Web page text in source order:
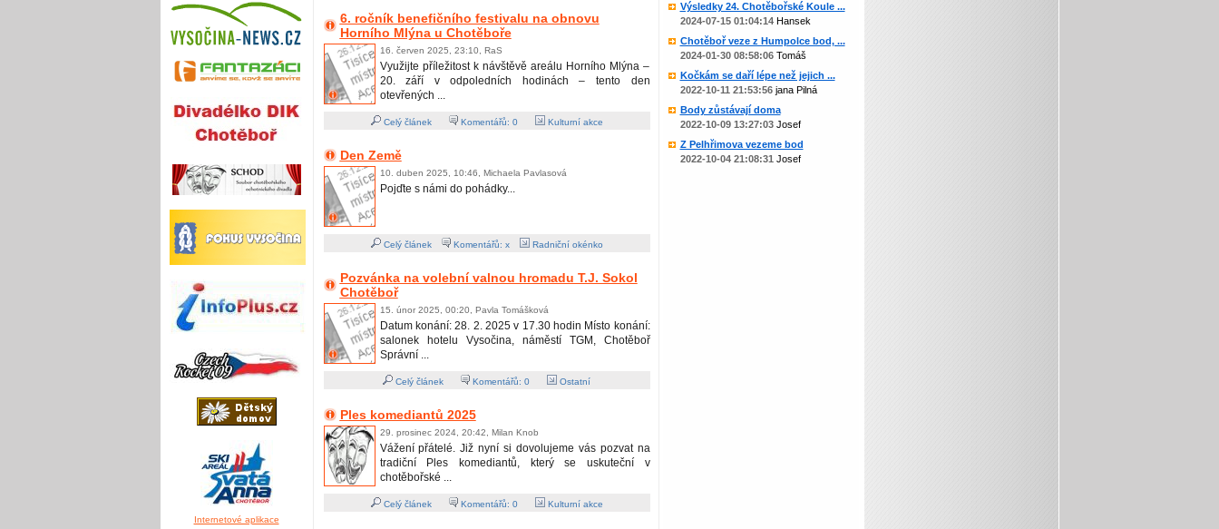
Internetové aplikace
6. ročník benefičního festivalu na obnovu
Horního Mlýna u Chotěboře
16. červen 2025, 23:10, RaS
Využijte příležitost k návštěvě areálu Horního Mlýna –
20. září v odpoledních hodinách – tento den
otevřených ...
Celý článek Komentářů: 0 Kulturní akce
Den Země
10. duben 2025, 10:46, Michaela Pavlasová
Pojďte s námi do pohádky...
Celý článek Komentářů: x Radniční okénko
Pozvánka na volební valnou hromadu T.J. Sokol
Chotěboř
15. únor 2025, 00:20, Pavla Tomášková
Datum konání: 28. 2. 2025 v 17.30 hodin Místo konání:
salonek hotelu Vysočina, náměstí TGM, Chotěboř
Správní ...
Celý článek Komentářů: 0 Ostatní
Ples komediantů 2025
29. prosinec 2024, 20:42, Milan Knob
Vážení přátelé. Již nyní si dovolujeme vás pozvat na
tradiční Ples komediantů, který se uskuteční v
chotěbořské ...
Celý článek Komentářů: 0 Kulturní akce
Výsledky 24. Chotěbořské Koule ...
2024-07-15 01:04:14Hansek
Chotěboř veze z Humpolce bod, ...
2024-01-30 08:58:06Tomáš
Kočkám se daří lépe než jejich ...
2022-10-11 21:53:56jana Pilná
Body zůstávají doma
2022-10-09 13:27:03Josef
Z Pelhřimova vezeme bod
2022-10-04 21:08:31 Josef